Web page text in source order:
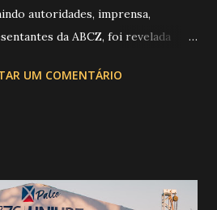
autoridades, imprensa,
da ABCZ, foi revelada
de Montarias em Touros
(CRP) , a maior companhia de
o evento até mudou de nome:
UM COMENTÁRIO